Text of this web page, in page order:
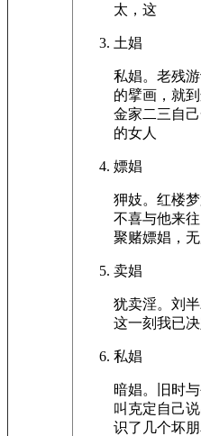
太，这
土娼
私娼。老残
的擘画，就
金家二三自
的女人
嫖娼
狎妓。红楼
不喜与他来
聚赌嫖娼，无
卖娼
犹卖淫。刘
这一刻我已决
私娼
暗娼。旧时
叫克定自己
识了几个坏